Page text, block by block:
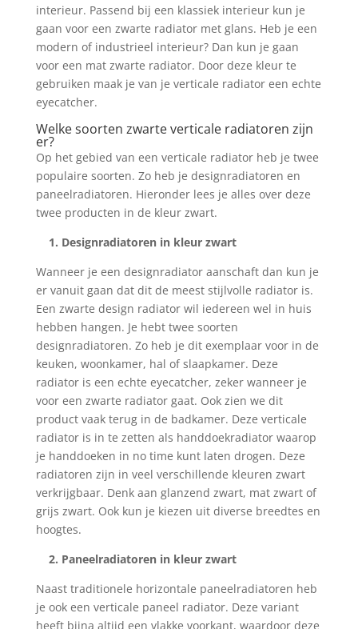
interieur. Passend bij een klassiek interieur kun je
gaan voor een zwarte radiator met glans. Heb je een
modern of industrieel interieur? Dan kun je gaan
voor een mat zwarte radiator. Door deze kleur te
gebruiken maak je van je verticale radiator een echte
eyecatcher.
Welke soorten zwarte verticale radiatoren zijn
er?
Op het gebied van een verticale radiator heb je twee
populaire soorten. Zo heb je designradiatoren en
paneelradiatoren. Hieronder lees je alles over deze
twee producten in de kleur zwart.
1. Designradiatoren in kleur zwart
Wanneer je een designradiator aanschaft dan kun je
er vanuit gaan dat dit de meest stijlvolle radiator is.
Een zwarte design radiator wil iedereen wel in huis
hebben hangen. Je hebt twee soorten
designradiatoren. Zo heb je dit exemplaar voor in de
keuken, woonkamer, hal of slaapkamer. Deze
radiator is een echte eyecatcher, zeker wanneer je
voor een zwarte radiator gaat. Ook zien we dit
product vaak terug in de badkamer. Deze verticale
radiator is in te zetten als handdoekradiator waarop
je handdoeken in no time kunt laten drogen. Deze
radiatoren zijn in veel verschillende kleuren zwart
verkrijgbaar. Denk aan glanzend zwart, mat zwart of
grijs zwart. Ook kun je kiezen uit diverse breedtes en
hoogtes.
2. Paneelradiatoren in kleur zwart
Naast traditionele horizontale paneelradiatoren heb
je ook een verticale paneel radiator. Deze variant
heeft bijna altijd een vlakke voorkant, waardoor deze